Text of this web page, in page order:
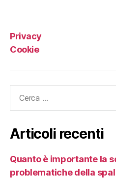
Privacy
Cookie
Articoli recenti
Quanto è importante la
problematiche della